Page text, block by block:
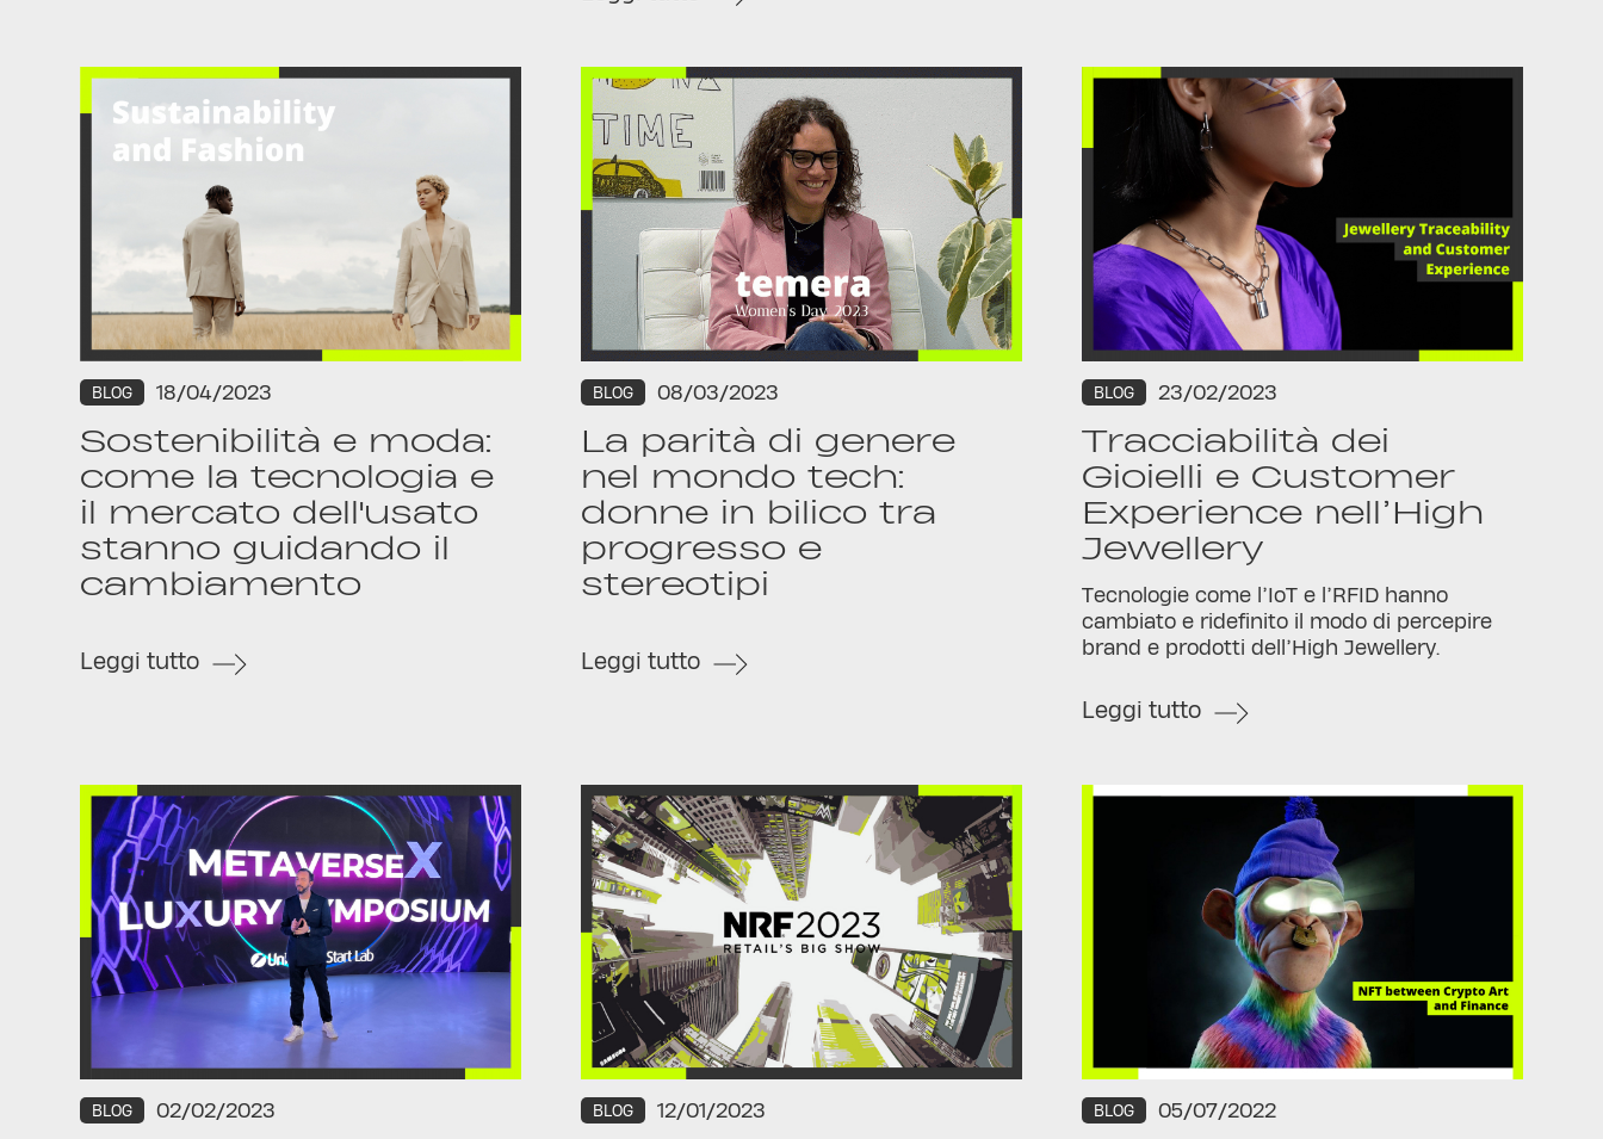
BLOG 18/04/2023
Sostenibilità e moda:
come la tecnologia e
il mercato dell'usato
stanno guidando il
cambiamento
Leggi tutto
BLOG 08/03/2023
La parità di genere
nel mondo tech:
donne in bilico tra
progresso e
stereotipi
Leggi tutto
BLOG 23/02/2023
Tracciabilità dei
Gioielli e Customer
Experience nell’High
Jewellery
Tecnologie come l’IoT e l’RFID hanno
cambiato e ridefinito il modo di percepire
brand e prodotti dell’High Jewellery.
Leggi tutto
BLOG 02/02/2023 BLOG 12/01/2023 BLOG 05/07/2022